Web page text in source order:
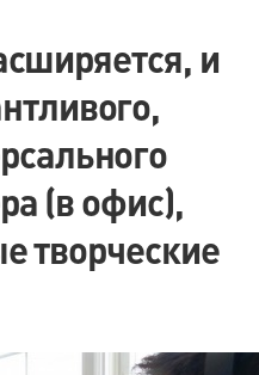
и
(в офис),
творческие